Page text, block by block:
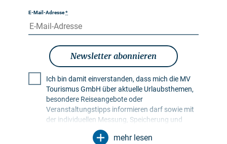
E-Mail-Adresse*
Newsletter abonnieren
Ich bin damit einverstanden, dass mich die MV
Tourismus GmbH über aktuelle Urlaubsthemen,
besondere Reiseangebote oder
Veranstaltungstipps informieren darf sowie mit
der individuellen Messung, Speicherung und
Auswertung von Öffnungs- und Klickraten in
Empfängerprofilen zu Zwecken der Gestaltung
mehr lesen